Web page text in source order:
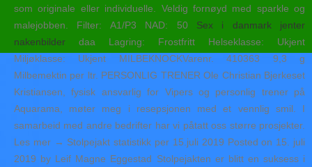
som originale eller individuelle. Veldig fornøyd med sparkle og
malejobben. Filter: A1/P3 NAD: 50 Sex i danmark jenter
nakenbilder daa Lagring: Frostfritt Helseklasse: Ukjent
Miljøklasse: Ukjent MILBEKNOCKVarenr. 410363 9,3 g
Milbemektin per ltr. PERSONLIG TRENER Ole Christian Bjerkeset
Kristiansen, fysisk ansvarlig for Vipers og personlig trener på
Aquarama, møter meg i resepsjonen med et vennlig smil. I
samarbeid med andre bedrifter har vi påtatt oss større prosjekter.
Les mer → Stolpejakt statistikk per 15.juli 2019 Posted on 15. juli
2019 by Leif Magne Eggestad Stolpejakten er blitt en suksess i